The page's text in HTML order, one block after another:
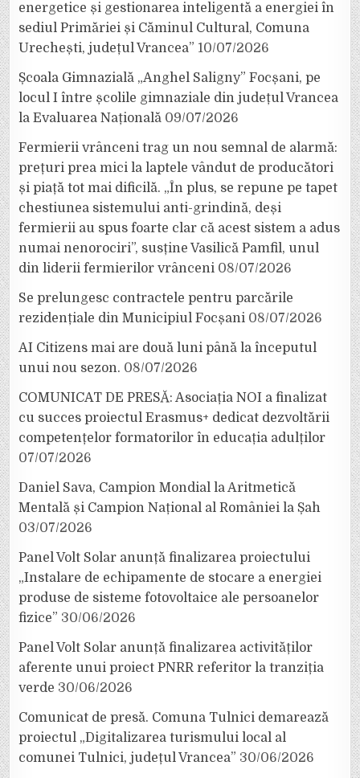
energetice și gestionarea inteligentă a energiei în
sediul Primăriei și Căminul Cultural, Comuna
Urechești, județul Vrancea” 10/07/2026
Școala Gimnazială „Anghel Saligny” Focșani, pe
locul I între școlile gimnaziale din județul Vrancea
la Evaluarea Națională 09/07/2026
Fermierii vrânceni trag un nou semnal de alarmă:
prețuri prea mici la laptele vândut de producători
și piață tot mai dificilă. „În plus, se repune pe tapet
chestiunea sistemului anti-grindină, deși
fermierii au spus foarte clar că acest sistem a adus
numai nenorociri”, susține Vasilică Pamfil, unul
din liderii fermierilor vrânceni 08/07/2026
Se prelungesc contractele pentru parcările
rezidențiale din Municipiul Focșani 08/07/2026
AI Citizens mai are două luni până la începutul
unui nou sezon. 08/07/2026
COMUNICAT DE PRESĂ: Asociația NOI a finalizat
cu succes proiectul Erasmus+ dedicat dezvoltării
competențelor formatorilor în educația adulților
07/07/2026
Daniel Sava, Campion Mondial la Aritmetică
Mentală și Campion Național al României la Șah
03/07/2026
Panel Volt Solar anunță finalizarea proiectului
„Instalare de echipamente de stocare a energiei
produse de sisteme fotovoltaice ale persoanelor
fizice” 30/06/2026
Panel Volt Solar anunță finalizarea activităților
aferente unui proiect PNRR referitor la tranziția
verde 30/06/2026
Comunicat de presă. Comuna Tulnici demarează
proiectul „Digitalizarea turismului local al
comunei Tulnici, județul Vrancea” 30/06/2026